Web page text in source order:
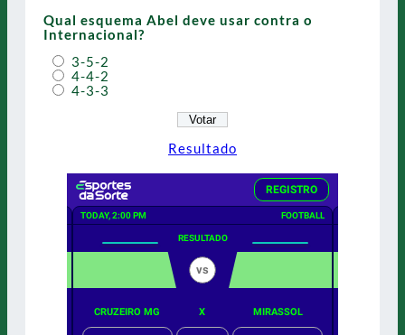
Qual esquema Abel deve usar contra o
Internacional?
3-5-2
4-4-2
4-3-3
Resultado